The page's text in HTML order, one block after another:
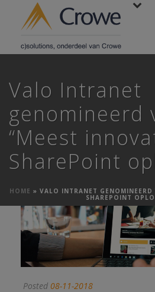
Valo Intranet
genomineerd
“Meest
SharePoint
HOME » VALO INTRANET
SHAREPOINT
Posted 08-11-2018